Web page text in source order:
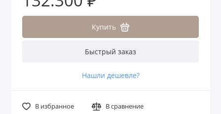
Купить
Быстрый заказ
Нашли дешевле?
В избранное В сравнение